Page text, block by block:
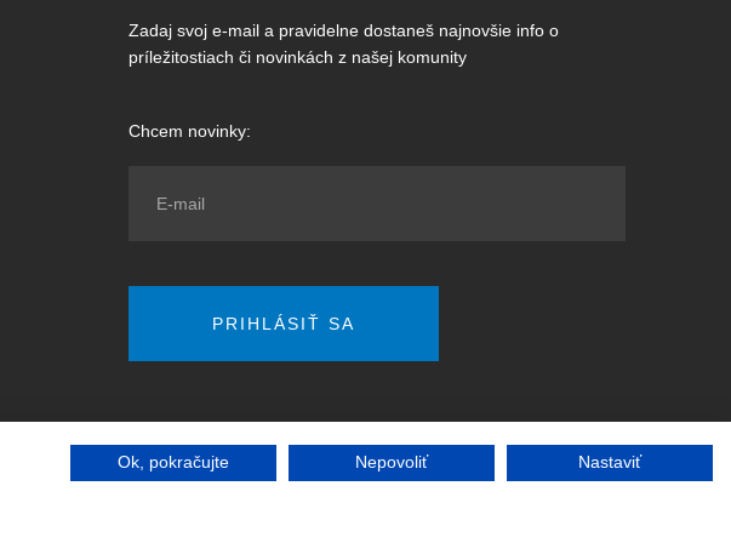
Zadaj svoj e-mail a pravidelne dostaneš najnovšie info o
príležitostiach či novinkách z našej komunity
Chcem novinky:
Ok, pokračujte Nepovoliť Nastaviť